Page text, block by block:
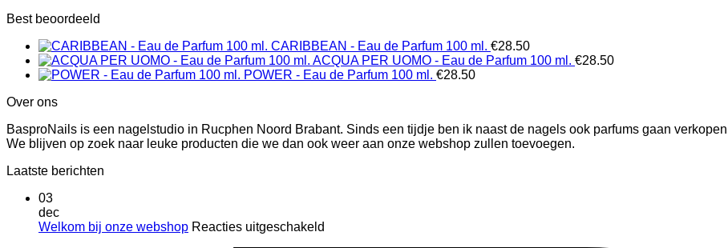
Best beoordeeld
CARIBBEAN - Eau de Parfum 100 ml. €28.50
ACQUA PER UOMO - Eau de Parfum 100 ml. €28.50
POWER - Eau de Parfum 100 ml. €28.50
Over ons
BasproNails is een nagelstudio in Rucphen Noord Brabant. Sinds een tijdje ben ik naast de nagels ook parfums gaan
We blijven op zoek naar leuke producten die we dan ook weer aan onze webshop zullen toevoegen.
Laatste berichten
03
dec
Welkom bij onze webshop Reacties uitgeschakeld